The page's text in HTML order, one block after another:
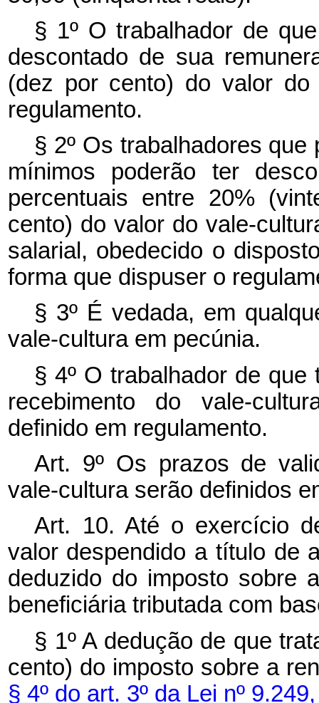
§ 1º O trabalhador de
descontado de sua
(dez por cento) do valor do
regulamento.
§ 2º Os trabalhadores
mínimos poderão ter
percentuais entre 20%
cento) do valor do vale-
salarial, obedecido o
forma que dispuser o
§ 3º É vedada, em
vale-cultura em pecúnia.
§ 4º O trabalhador de
recebimento do vale-
definido em regulamento.
Art. 9º Os prazos de
vale-cultura serão definidos
Art. 10. Até o exercício
valor despendido a título de
deduzido do imposto sobre
beneficiária tributada com
§ 1º A dedução de que
cento) do imposto sobre a
§ 4º do art. 3º da Lei nº